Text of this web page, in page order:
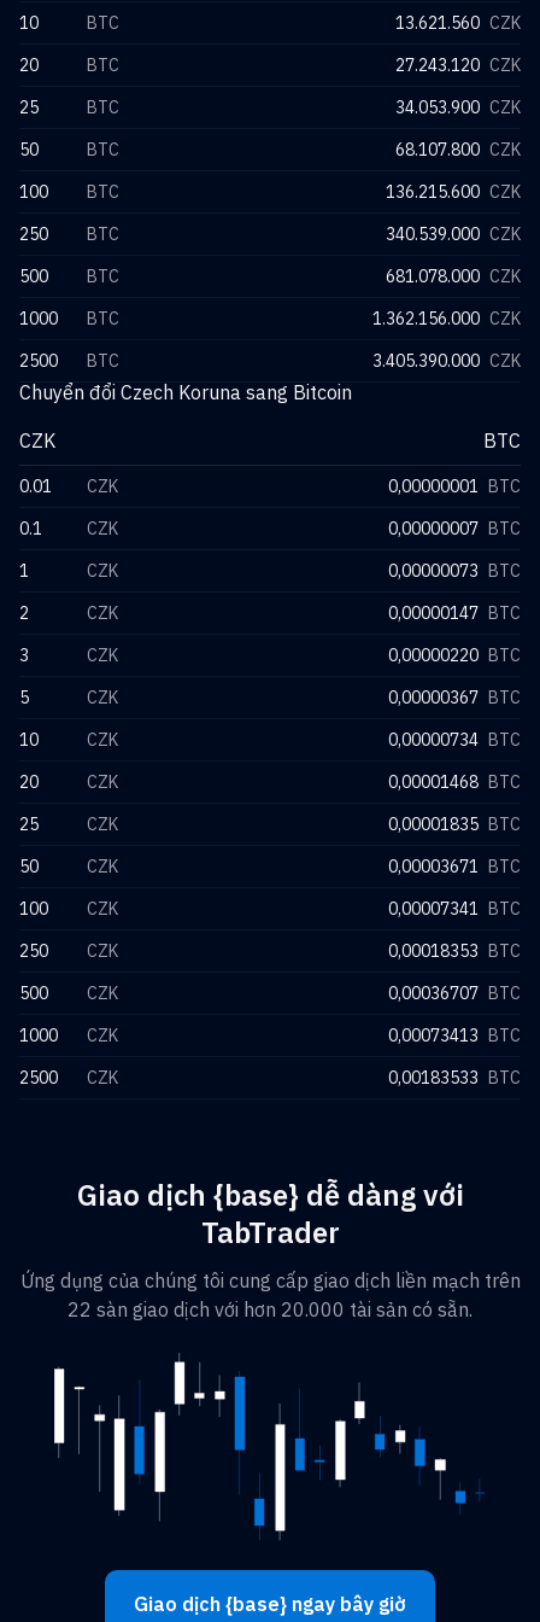
10 BTC 13.621.560 CZK
20
BTC 27.243.120 CZK
25
BTC 34.053.900 CZK
50
BTC 68.107.800 CZK
100
BTC 136.215.600 CZK
250
BTC 340.539.000 CZK
500
BTC 681.078.000 CZK
1000
BTC 1.362.156.000 CZK
2500
BTC 3.405.390.000 CZK
Chuyển đổi Czech Koruna sang Bitcoin
CZK
BTC
0.01 CZK 0,00000001 BTC
0.1
CZK 0,00000007 BTC
1
CZK 0,00000073 BTC
2
CZK 0,00000147 BTC
3
CZK 0,00000220 BTC
5
CZK 0,00000367 BTC
10
CZK 0,00000734 BTC
20
CZK 0,00001468 BTC
25
CZK 0,00001835 BTC
50
CZK 0,00003671 BTC
100
CZK 0,00007341 BTC
250
CZK 0,00018353 BTC
500
CZK 0,00036707 BTC
1000
CZK 0,00073413 BTC
2500
CZK 0,00183533 BTC
Giao dịch {base} dễ dàng với
TabTrader
Ứng dụng của chúng tôi cung cấp giao dịch liền mạch trên
22 sàn giao dịch với hơn 20.000 tài sản có sẵn.
Giao dịch {base} ngay bây giờ